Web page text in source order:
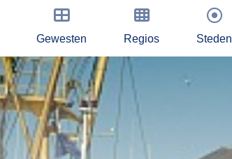
Gewesten Regios Steden